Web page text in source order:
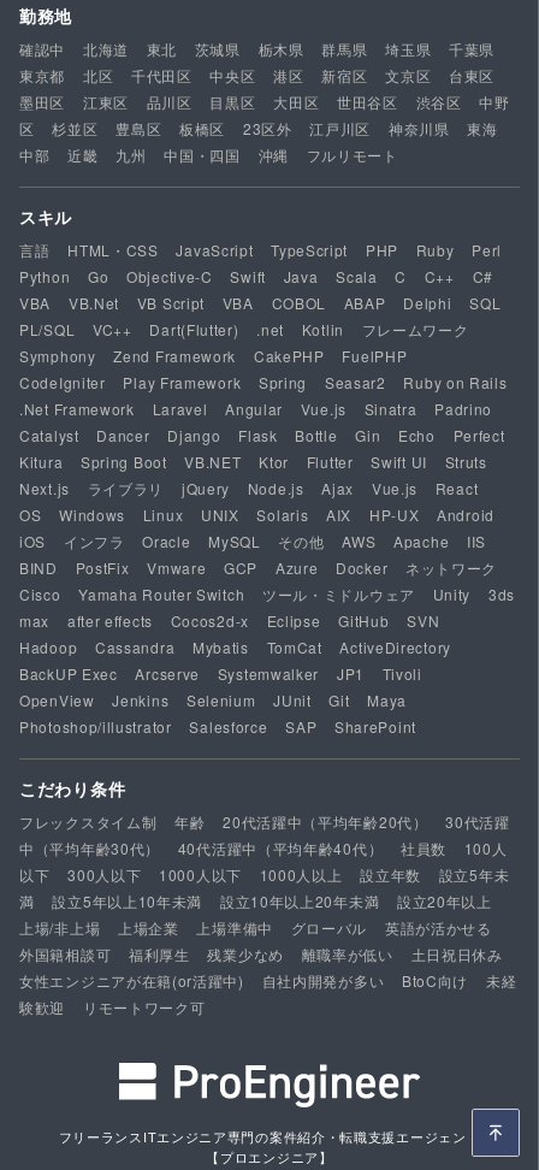
勤務地
確認中 北海道 東北 茨城県 栃木県 群馬県 埼玉県
千葉県
東京都
北区 千代田区 中央区 港区 新宿区 文京区
台東区
墨田区
江東区 品川区 目黒区 大田区 世田谷区 渋谷区
中野
区
杉並区 豊島区 板橋区 23区外 江戸川区 神奈川県
東海
中部
近畿 九州 中国・四国 沖縄 フルリモート
スキル
言語 HTML・CSS JavaScript TypeScript PHP Ruby
Perl
Python
Go Objective-C Swift Java Scala C C++
C#
VBA
VB.Net VB Script VBA COBOL ABAP Delphi
SQL
PL/SQL
VC++ Dart(Flutter) .net Kotlin
フレームワーク
Symphony
Zend Framework CakePHP
FuelPHP
CodeIgniter
Play Framework Spring Seasar2
Ruby on Rails
.Net Framework
Laravel Angular Vue.js Sinatra
Padrino
Catalyst
Dancer Django Flask Bottle Gin Echo
Perfect
Kitura
Spring Boot VB.NET Ktor Flutter Swift UI
Struts
Next.js
ライブラリ jQuery Node.js Ajax Vue.js
React
OS
Windows Linux UNIX Solaris AIX HP-UX
Android
iOS
インフラ Oracle MySQL その他 AWS Apache
IIS
BIND
PostFix Vmware GCP Azure Docker
ネットワーク
Cisco
Yamaha Router Switch ツール・ミドルウェア Unity
3ds
max
after effects Cocos2d-x Eclipse GitHub
SVN
Hadoop
Cassandra Mybatis TomCat
ActiveDirectory
BackUP Exec
Arcserve Systemwalker JP1
Tivoli
OpenView
Jenkins Selenium JUnit Git
Maya
Photoshop/illustrator
Salesforce SAP SharePoint
こだわり条件
フレックスタイム制 年齢 20代活躍中（平均年齢20代）
30代活躍
中（平均年齢30代）
40代活躍中（平均年齢40代） 社員数
100人
以下
300人以下 1000人以下 1000人以上 設立年数
設立5年未
満
設立5年以上10年未満 設立10年以上20年未満
設立20年以上
上場/非上場
上場企業 上場準備中 グローバル
英語が活かせる
外国籍相談可
福利厚生 残業少なめ 離職率が低い
土日祝日休み
女性エンジニアが在籍(or活躍中)
自社内開発が多い BtoC向け
未経
験歓迎
リモートワーク可
フリーランスITエンジニア専門の案件紹介・転職支援エージェント
【プロエンジニア】